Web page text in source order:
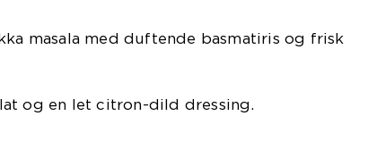
masala med duftende basmatiris og frisk
og en let citron-dild dressing.